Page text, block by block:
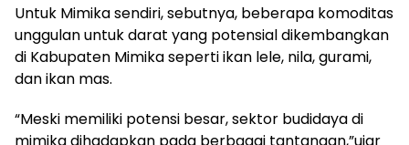
Untuk Mimika sendiri, sebutnya, beberapa komoditas
unggulan untuk darat yang potensial dikembangkan
di Kabupaten Mimika seperti ikan lele, nila, gurami,
dan ikan mas.
“Meski memiliki potensi besar, sektor budidaya di
mimika dihadapkan pada berbagai tantangan,”ujar